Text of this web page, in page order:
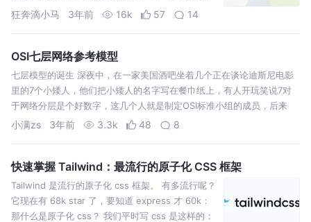
分，我们只要掌握一个套路，就会变得非常简单，
狂奔滴小马 3年前 16k 57 14
OSI七层网络参考模型
七层模型的诞生 深夜中，在一家美国酒吧坐着几个正在谈论迪斯尼电影
里的7个小矮人，他们把小矮人的名字写在餐巾纸上，有人开玩笑说7对
于网络分层是个好数字，这几个人就是制定OSI标准小组的成员，后来
OSI真
小满zs 3年前 3.3k 48 8
快速掌握 Tailwind：最流行的原子化 CSS 框架
Tailwind 是流行的原子化 css 框架。 有多流行呢？
它现在有 68k star 了，要知道 express 才 60k：
那什么是原子化 css？ 我们平时写 css 是这样的：